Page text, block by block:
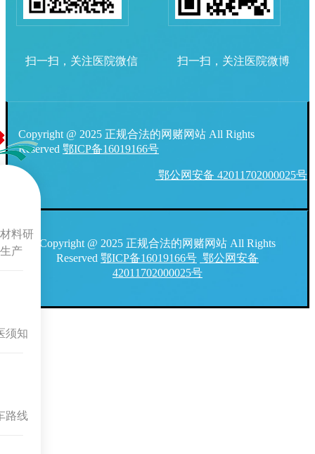
扫一扫，关注医院微信 扫一扫，关注医院微博
Copyright @ 2025 正规合法的网赌网站 All Rights
Reserved 鄂ICP备16019166号
鄂公网安备 42011702000025号
Copyright @ 2025 正规合法的网赌网站 All Rights
Reserved 鄂ICP备16019166号 鄂公网安备
42011702000025号
料研
产
须知
路线